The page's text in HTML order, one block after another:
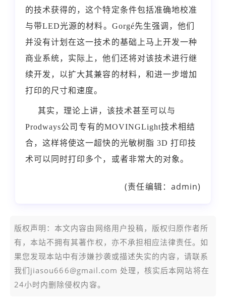
的技术获得的，这个特定条件包括准确地校准
与带LED光源的材料。 Gorgé先生强调，他们
并没有计划在这一技术的基础上马上开发一种
商业系统，实际上，他们还将对该技术进行继
续开发，以扩大其兼容的材料，和进一步增加
打印的尺寸和速度。
其实，理论上讲，该技术甚至可以与
Prodways公司专有的MOVINGLight技术相结
合，这样将使这一超快的光敏树脂 3D 打印技
术可以同时打印多个，或者非常大的对象。
(责任编辑：admin)
版权声明：本文内容由网络用户投稿，版权归原作者所
有，本站不拥有其著作权，亦不承担相应法律责任。如
果您发现本站中有涉嫌抄袭或描述失实的内容，请联系
我们jiasou666@gmail.com 处理，核实后本网站将在
24小时内删除侵权内容。